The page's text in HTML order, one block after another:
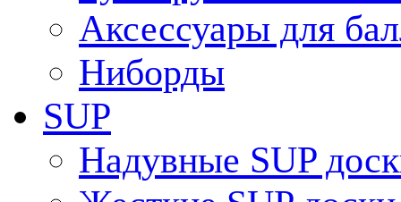
Аксессуары для
Ниборды
SUP
Надувные SUP